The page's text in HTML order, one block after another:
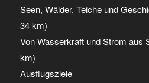
Seen, Wälder, Teiche und
34 km)
Von Wasserkraft und Strom aus
km)
Ausflugsziele